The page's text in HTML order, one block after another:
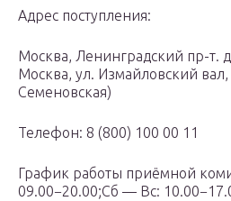
Адрес поступления:
Москва, Ленинградский пр-т.
Москва, ул. Измайловский
Семеновская)
Телефон: 8 (800) 100 00 11
График работы приёмной
09.00−20.00;Сб — Вс: